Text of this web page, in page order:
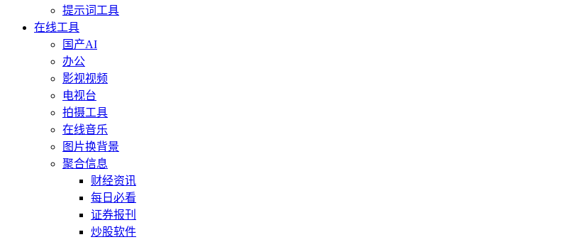
提示词工具
在线工具
国产AI
办公
影视视频
电视台
拍摄工具
在线音乐
图片换背景
聚合信息
财经资讯
每日必看
证券报刊
炒股软件